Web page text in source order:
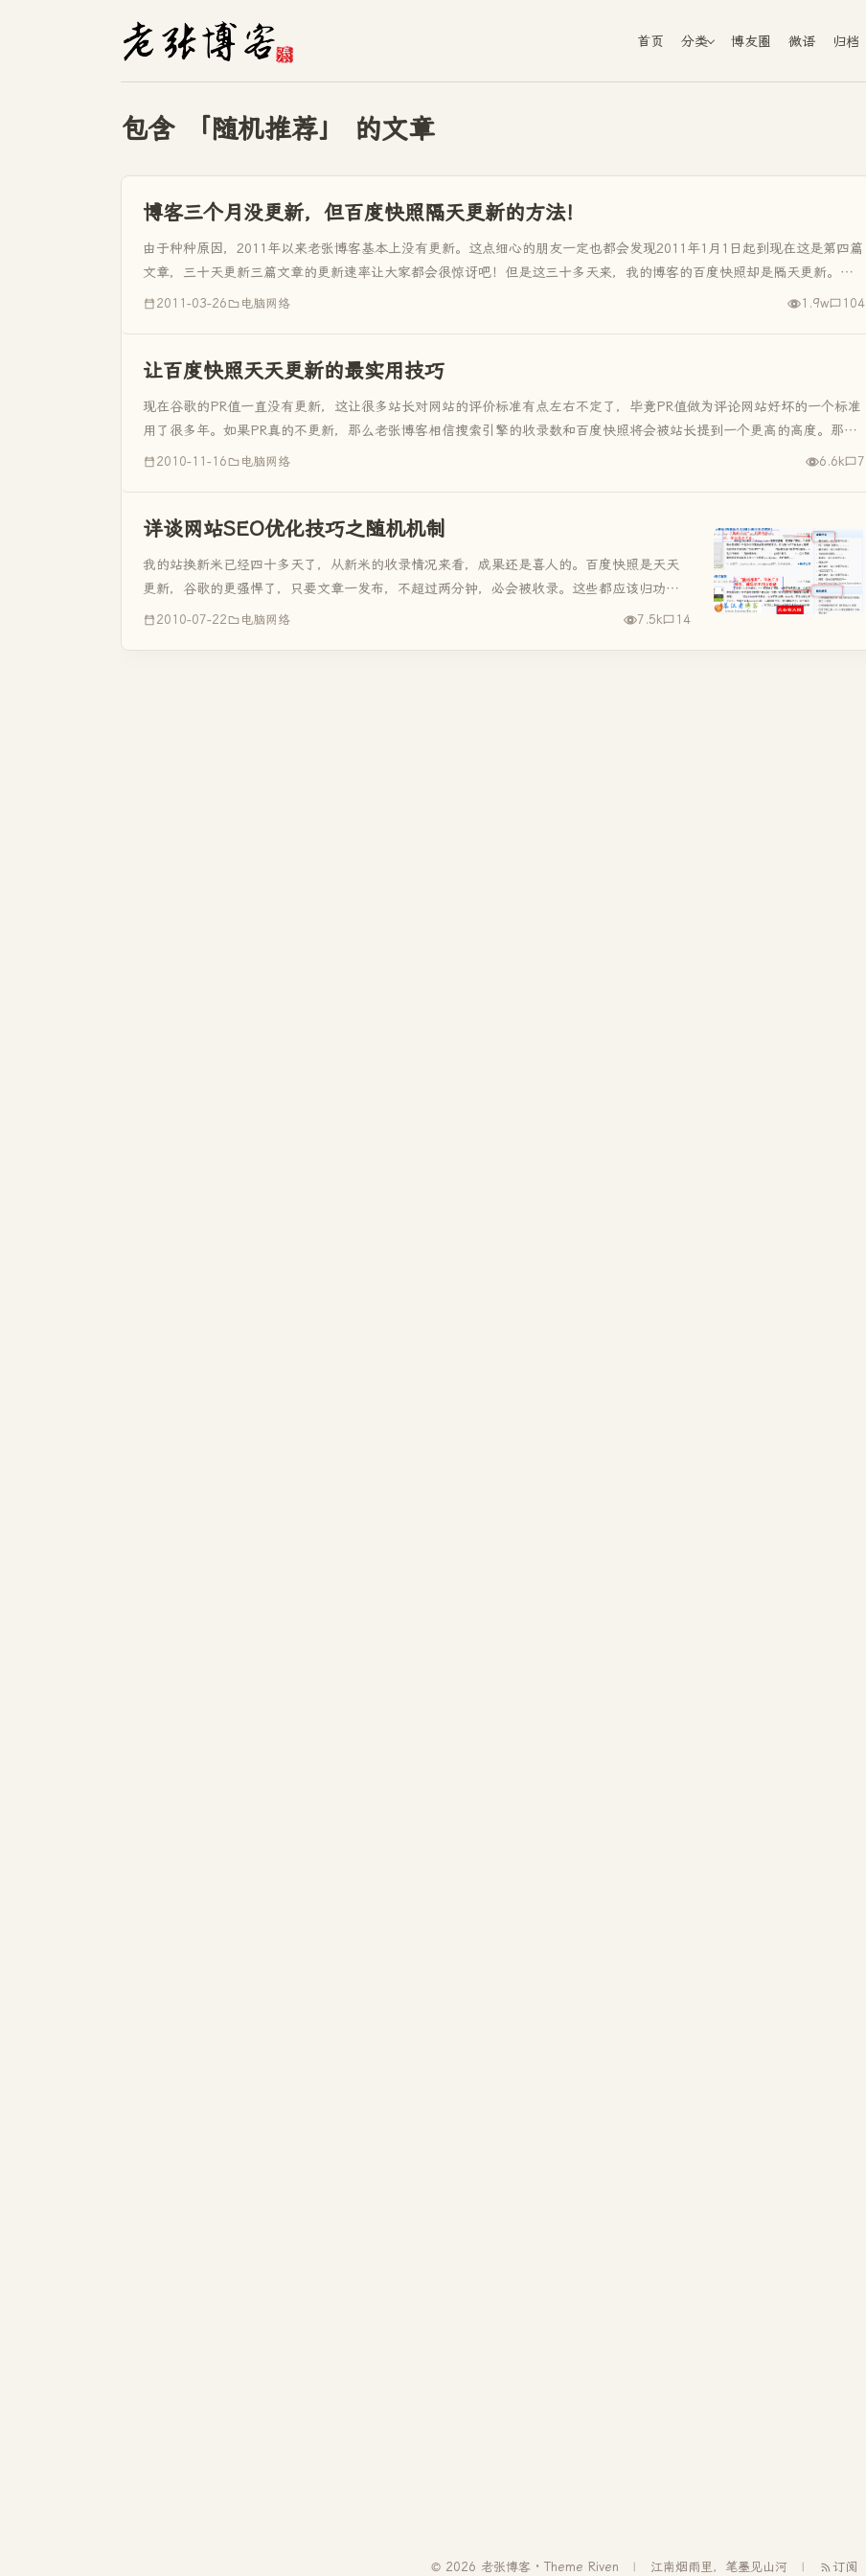
首页 分类 博友圈 微语 归档
包含 「随机推荐」 的文章
博客三个月没更新，但百度快照隔天更新的方法！
由于种种原因，2011年以来老张博客基本上没有更新。这点细心的朋友一定也都会发现2011年1月1日起到现在这是第四篇
文章，三十天更新三篇文章的更新速率让大家都会很惊讶吧！但是这三十多天来，我的博客的百度快照却是隔天更新。这
是为什么呢？就...
2011-03-26 电脑网络 1.9w 104
让百度快照天天更新的最实用技巧
现在谷歌的PR值一直没有更新，这让很多站长对网站的评价标准有点左右不定了，毕竟PR值做为评论网站好坏的一个标准
用了很多年。如果PR真的不更新，那么老张博客相信搜索引擎的收录数和百度快照将会被站长提到一个更高的高度。那么
今天老张博客就来讲...
2010-11-16 电脑网络 6.6k 7
详谈网站SEO优化技巧之随机机制
我的站换新米已经四十多天了，从新米的收录情况来看，成果还是喜人的。百度快照是天天
更新，谷歌的更强悍了，只要文章一发布，不超过两分钟，必会被收录。这些都应该归功于
博客SEO优化技巧二十招。今天又学到了一个网站SEO的小技巧，现在公布出来，...
2010-07-22 电脑网络 7.5k 14
© 2026 老张博客 · Theme Riven 江南烟雨里，笔墨见山河 订阅